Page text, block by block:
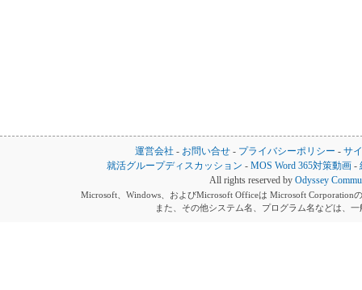
運営会社 - お問い合せ - プライバシーポリシー - サ
就活グループディスカッション -MOS Word 365対策動画 -
All rights reserved by Odyssey
Microsoft、Windows、およびMicrosoft Officeは Microsoft Corporation
また、その他システム名、プログラム名などは、